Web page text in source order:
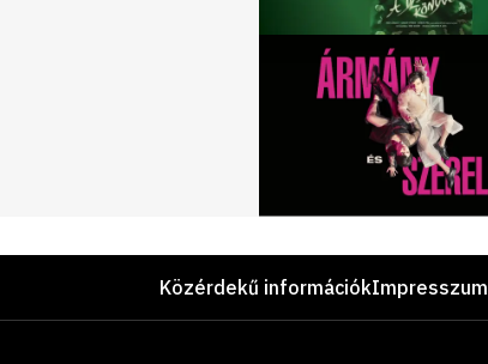
Közérdekű információkImpresszum